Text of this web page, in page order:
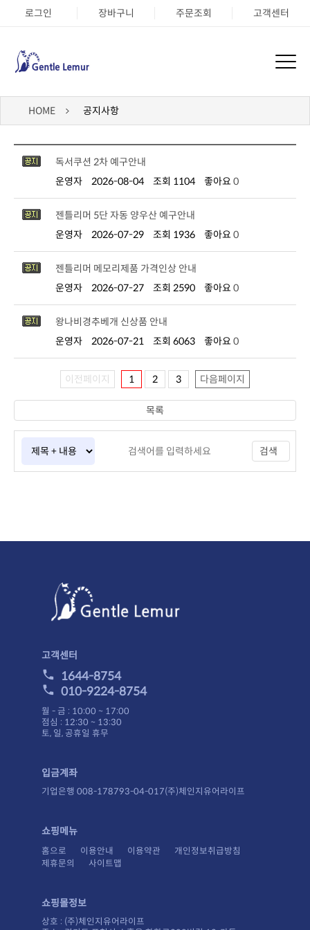
로그인 장바구니 주문조회 고객센터
HOME 공지사항
독서쿠션 2차 예구안내
운영자
2026-08-04 조회 1104 좋아요 0
젠틀리머 5단 자동 양우산 예구안내
운영자
2026-07-29 조회 1936 좋아요 0
젠틀리머 메모리제품 가격인상 안내
운영자
2026-07-27 조회 2590 좋아요 0
왕나비경추베개 신상품 안내
운영자
2026-07-21 조회 6063 좋아요 0
이전페이지 1 2 3 다음페이지
검색
목록
고객센터
1644-8754
010-9224-8754
월 - 금 : 10:00 ~ 17:00
점심 : 12:30 ~ 13:30
토, 일, 공휴일 휴무
입금계좌
기업은행 008-178793-04-017(주)체인지유어라이프
쇼핑메뉴
홈으로 이용안내 이용약관
개인정보취급방침
제휴문의
사이트맵
쇼핑몰정보
상호 : (주)체인지유어라이프